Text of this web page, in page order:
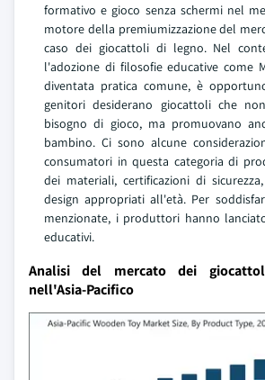
formativo e gioco senza schermi nel
motore della premiumizzazione del
caso dei giocattoli di legno. Nel
l'adozione di filosofie educative come
diventata pratica comune, è
genitori desiderano giocattoli che
bisogno di gioco, ma promuovano
bambino. Ci sono alcune
consumatori in questa categoria di
dei materiali, certificazioni di
design appropriati all'età. Per
menzionate, i produttori hanno
educativi.
Analisi del mercato dei
nell'Asia-Pacifico